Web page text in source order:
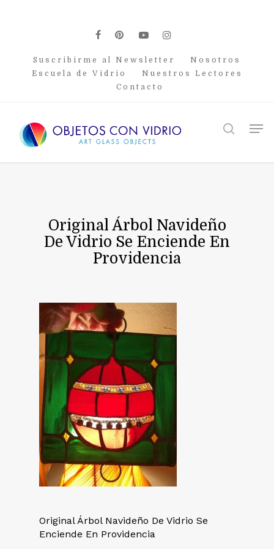
facebook
pinterest
youtubeinstagram
Suscribirme al Newsletter
Nosotros
Escuela de Vidrio
Nuestros Lectores
Contacto
search
Original Árbol Navideño
De Vidrio Se Enciende En
Providencia
Original Árbol Navideño De Vidrio Se
Enciende En Providencia